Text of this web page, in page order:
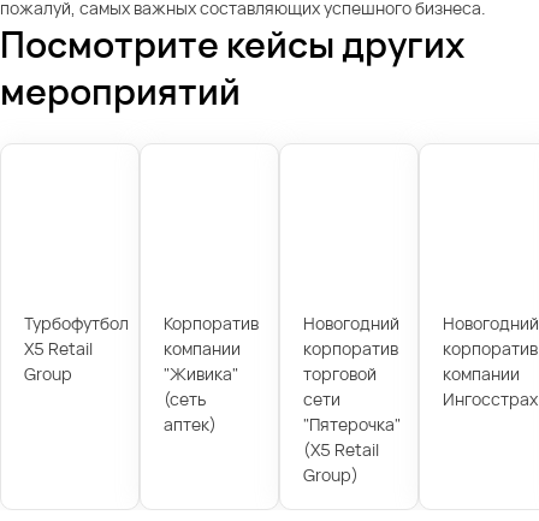
пожалуй, самых важных составляющих успешного бизнеса.
Посмотрите кейсы других
мероприятий
Турбофутбол
X5 Retail
Group
Корпоратив
компании
"Живика"
(сеть
аптек)
Новогодний
корпоратив
торговой
сети
"Пятерочка"
(X5 Retail
Group)
Новогодний
корпоратив
компании
Ингосстрах